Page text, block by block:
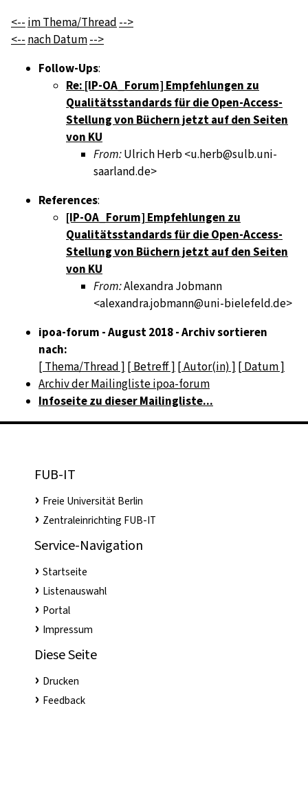
<-- im Thema/Thread -->
<-- nach Datum-->
Follow-Ups:
Re: [IP-OA_Forum] Empfehlungen zu
Qualitätsstandards für die Open-Access-
Stellung von Büchern jetzt auf den Seiten
von KU
From:Ulrich Herb <u.herb@sulb.uni-
saarland.de>
References:
[IP-OA_Forum] Empfehlungen zu
Qualitätsstandards für die Open-Access-
Stellung von Büchern jetzt auf den Seiten
von KU
From:Alexandra Jobmann
<alexandra.jobmann@uni-bielefeld.de>
ipoa-forum - August 2018 - Archiv sortieren
nach:
[ Thema/Thread ] [ Betreff ] [ Autor(in) ] [ Datum ]
Archiv der Mailingliste ipoa-forum
Infoseite zu dieser Mailingliste...
FUB-IT
Freie Universität Berlin
Zentraleinrichting FUB-IT
Service-Navigation
Startseite
Listenauswahl
Portal
Impressum
Diese Seite
Drucken
Feedback